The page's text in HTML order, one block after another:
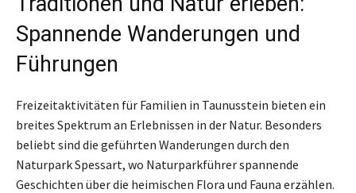
Spannende Wanderungen und
Führungen
Freizeitaktivitäten für Familien in Taunusstein bieten ein
breites Spektrum an Erlebnissen in der Natur. Besonders
beliebt sind die geführten Wanderungen durch den
Naturpark Spessart, wo Naturparkführer spannende
Geschichten über die heimischen Flora und Fauna erzählen.